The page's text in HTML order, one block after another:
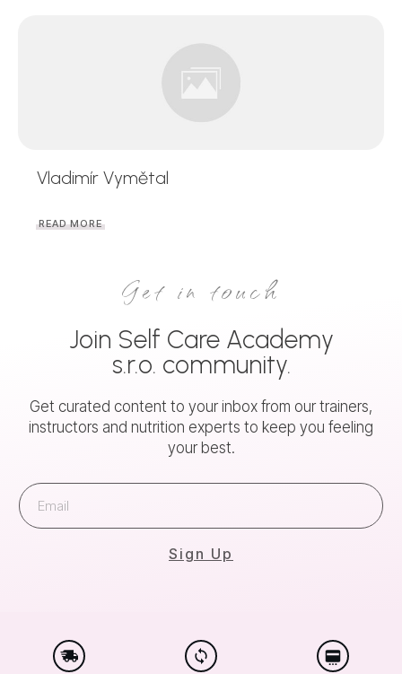
Get in touch
Join Self Care Academy
s.r.o. community.
Get curated content to your inbox from our trainers,
instructors and nutrition experts to keep you feeling
your best.
Sign Up
Vladimír Vymětal
READ MORE